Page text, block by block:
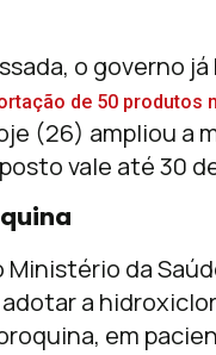
o governo já
de 50 produtos
(26) ampliou a
vale até 30
da
adotar a
em